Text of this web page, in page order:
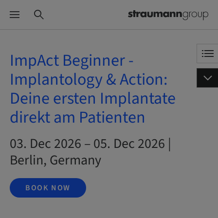
ImpAct Beginner -
Implantology & Action:
Deine ersten Implantate
direkt am Patienten
03. Dec 2026 – 05. Dec 2026 |
Berlin, Germany
BOOK NOW